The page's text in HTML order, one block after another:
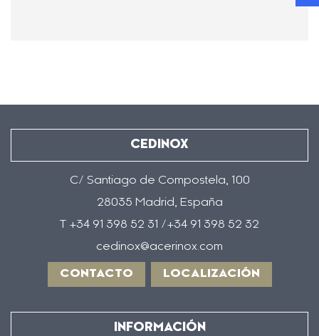
[DOCUMENTOS]
Endurecido
Precipitacion"
CEDINOX
C/ Santiago de Compostela, 100
28035 Madrid, España
T +34 91 398 52 31 /+34 91 398 52 32
cedinox@acerinox.com
CONTACTO LOCALIZACIÓN
INFORMACIÓN